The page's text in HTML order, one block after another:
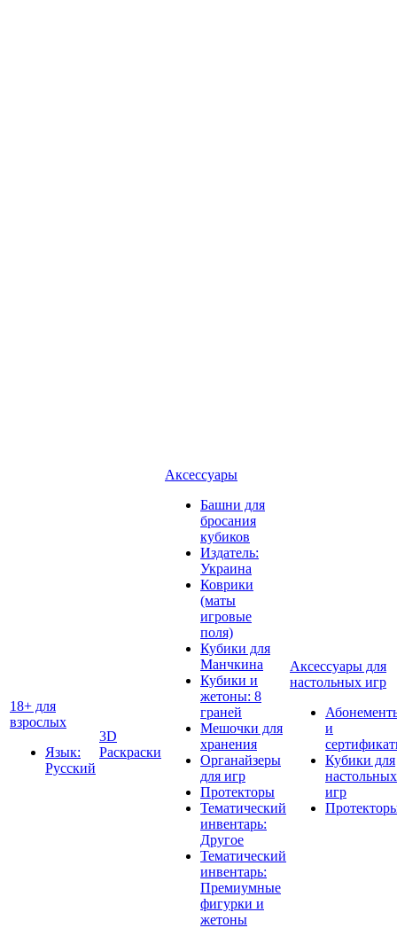
18+ для
взрослых
Язык:
Русский
3D
Раскраски
Аксессуары
Башни для
бросания
кубиков
Издатель:
Украина
Коврики
(маты
игровые
поля)
Кубики для
Манчкина
Кубики и
жетоны: 8
граней
Мешочки для
хранения
Органайзеры
для игр
Протекторы
Тематический
инвентарь:
Другое
Тематический
инвентарь:
Премиумные
фигурки и
жетоны
Аксессуары для
настольных игр
и
Кубики для
настольных
игр